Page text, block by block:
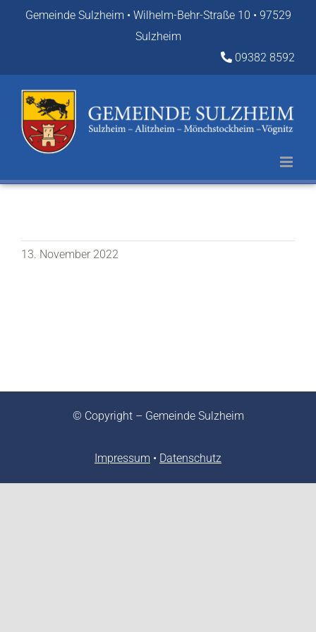
Gemeinde Sulzheim • Wilhelm-Behr-Straße 10 • 97529
Sulzheim
09382 8592
13. November 2022
© Copyright – Gemeinde Sulzheim
Impressum • Datenschutz